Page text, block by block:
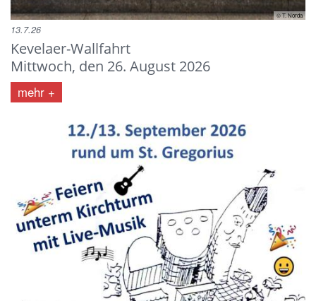
© T. Norda
Kevelaer-Wallfahrt
Mittwoch, den 26. August 2026
13.7.26
mehr